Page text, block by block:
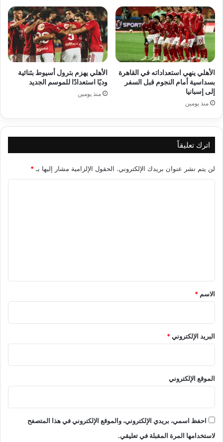
الأهلي ينهي استعداداته في القاهرة
بسداسية أمام النجوم قبل السفر
إلى إسبانيا
منذ يومين
الأهلي يهزم بترول أسيوط بثنائية
وديًا استعدادًا للموسم الجديد
منذ يومين
اترك تعليقاً
لن يتم نشر عنوان بريدك الإلكتروني. الحقول الإلزامية مشار إليها بـ *
*
الاسم *
البريد الإلكتروني*
الموقع الإلكتروني
احفظ اسمي، بريدي الإلكتروني، والموقع الإلكتروني في هذا المتصفح
لاستخدامها المرة المقبلة في تعليقي.